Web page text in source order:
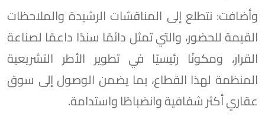
وأضافت: نتطلع إلى المناقشات الرشيدة والملاحظات
القيمة للحضور، والتي تمثل دائمًا سندًا داعمًا لصناعة
القرار، ومكونًا رئيسيًا في تطوير الأطر التشريعية
المنظمة لهذا القطاع، بما يضمن الوصول إلى سوق
عقاري أكثر شفافية وانضباطًا واستدامة.